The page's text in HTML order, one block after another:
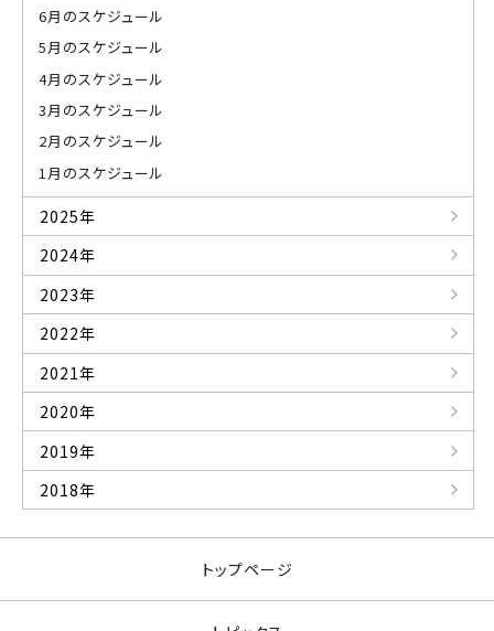
6月のスケジュール
5月のスケジュール
4月のスケジュール
3月のスケジュール
2月のスケジュール
1月のスケジュール
2025年
2024年
2023年
2022年
2021年
2020年
2019年
2018年
トップページ